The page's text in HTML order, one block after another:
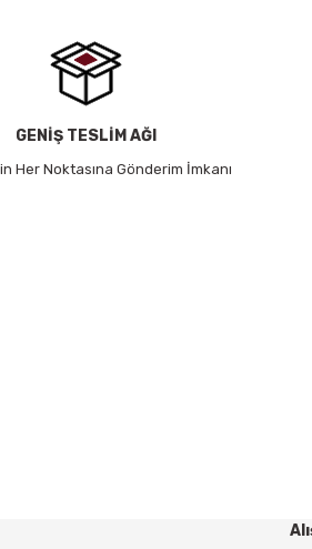
GENİŞ TESLİM AĞI
Her Noktasına Gönderim İmkanı